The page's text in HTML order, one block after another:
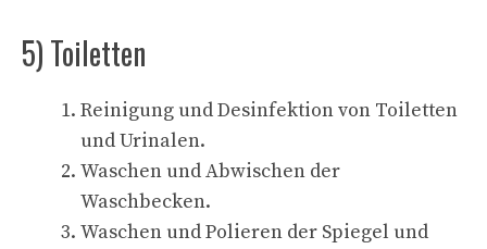
5) Toiletten
Reinigung und Desinfektion von Toiletten
und Urinalen.
Waschen und Abwischen der
Waschbecken.
Waschen und Polieren der Spiegel und